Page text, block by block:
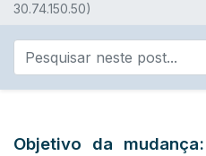
30.74.150.50)
Objetivo da mudança: